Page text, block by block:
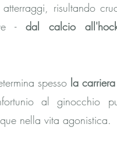
risultando
-dal calcio
spesso la
al ginocchio
nella vita agonistica.